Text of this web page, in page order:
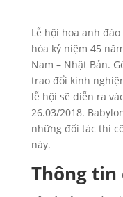
Lễ hội hoa anh
hóa kỷ niệm 45
Nam – Nhật Bản.
trao đổi kinh
lễ hội sẽ diễn ra
26.03/2018.
những đối tác thi
này.
Thông tin